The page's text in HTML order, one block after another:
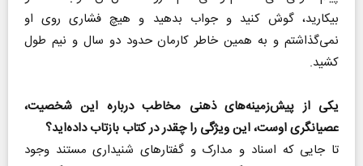
بیکارید، گوش کنید و جواب بدهید و هیچ فشاری روی او
نمی‌گذاشتم و به همین خاطر کارمان حدود دو سال و نیم طول
کشید.
یکی از پیش‌زمینه‌های ذهنی مخاطب درباره این شخصیت،
عصیانگری اوست، این ویژگی را چقدر در کتاب بازتاب داده‌اید؟
تا جایی که اسناد و مدارک و گفتارهای شنیداری مستند وجود